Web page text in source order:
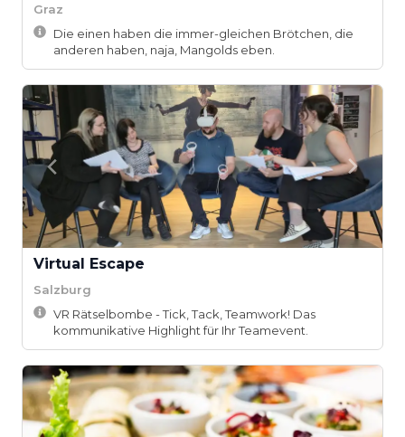
Graz
Die einen haben die immer-gleichen Brötchen, die
anderen haben, naja, Mangolds eben.
Virtual Escape
Salzburg
VR Rätselbombe - Tick, Tack, Teamwork! Das
kommunikative Highlight für Ihr Teamevent.